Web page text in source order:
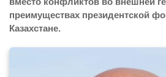
преимуществах президентской
Казахстане.